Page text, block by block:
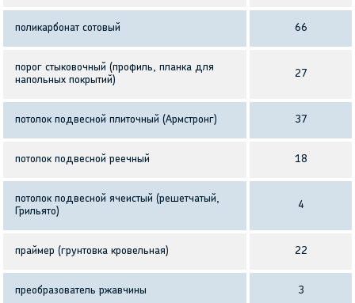
поликарбонат сотовый 66
порог стыковочный (профиль, планка для
напольных покрытий)
27
потолок подвесной плиточный (Армстронг) 37
потолок подвесной реечный 18
потолок подвесной ячеистый (решетчатый,
Грильято)
4
праймер (грунтовка кровельная) 22
преобразователь ржавчины 3